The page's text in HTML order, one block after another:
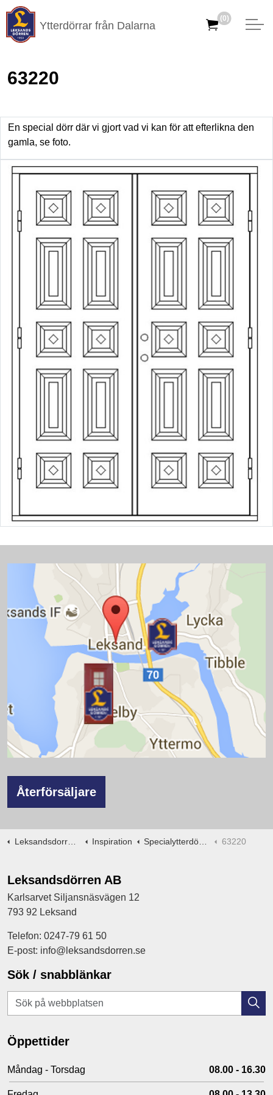
Ytterdörrar från Dalarna
(0)
63220
En special dörr där vi gjort vad vi kan för att efterlikna den
gamla, se foto.
Återförsäljare
Leksandsdorren.se Inspiration Specialytterdörrar -ritningar 63220
Leksandsdörren AB
Karlsarvet Siljansnäsvägen 12
793 92 Leksand
Telefon: 0247-79 61 50
E-post: info@leksandsdorren.se
Sök / snabblänkar
Öppettider
Måndag - Torsdag 08.00 - 16.30